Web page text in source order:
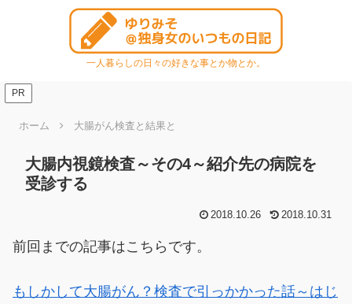
一人暮らしの日々の好きな事とか物とか。
PR
ホーム 大腸がん検査と結果と
大腸内視鏡検査～その4～紹介先の病院を
受診する
2018.10.26 2018.10.31
前回までの記事はこちらです。
もしかして大腸がん？検査で引っかかった話～はじ